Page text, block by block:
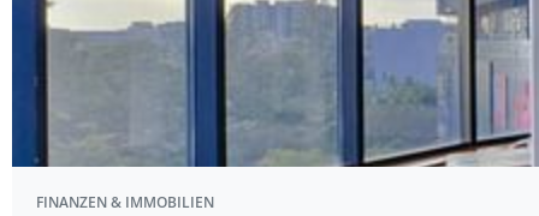
FINANZEN & IMMOBILIEN